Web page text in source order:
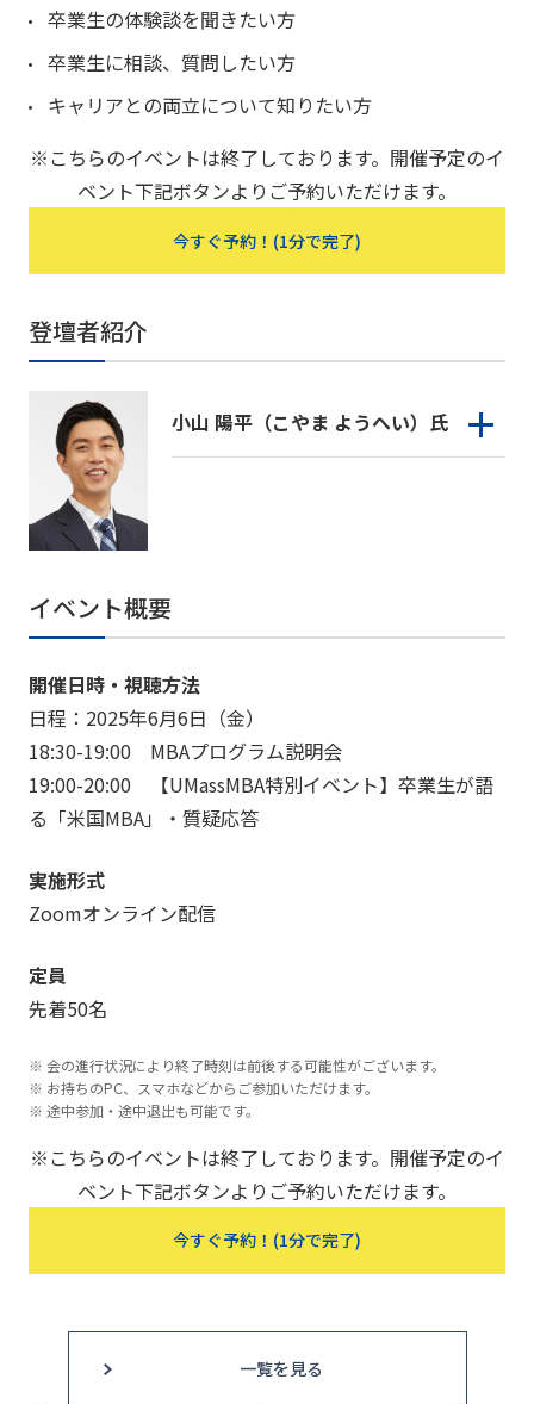
卒業生の体験談を聞きたい方
卒業生に相談、質問したい方
キャリアとの両立について知りたい方
※こちらのイベントは終了しております。開催予定のイ
ベント下記ボタンよりご予約いただけます。
今すぐ予約！(1分で完了)
登壇者紹介
小山 陽平（こやま ようへい）氏
イベント概要
開催日時・視聴方法
日程：2025年6月6日（金）
18:30-19:00 MBAプログラム説明会
19:00-20:00 【UMassMBA特別イベント】卒業生が語
る「米国MBA」・質疑応答
実施形式
Zoomオンライン配信
定員
先着50名
会の進行状況により終了時刻は前後する可能性がございます。
お持ちのPC、スマホなどからご参加いただけます。
途中参加・途中退出も可能です。
※こちらのイベントは終了しております。開催予定のイ
ベント下記ボタンよりご予約いただけます。
今すぐ予約！(1分で完了)
一覧を見る